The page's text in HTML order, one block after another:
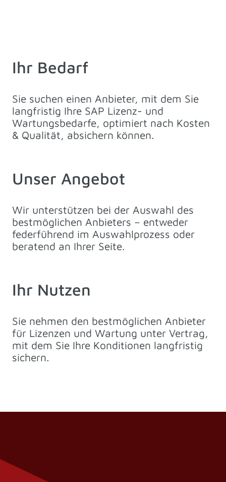
Ihr Bedarf
Sie suchen einen Anbieter, mit dem Sie
langfristig Ihre SAP Lizenz- und
Wartungsbedarfe, optimiert nach Kosten
& Qualität, absichern können.
Unser Angebot
Wir unterstützen bei der Auswahl des
bestmöglichen Anbieters – entweder
federführend im Auswahlprozess oder
beratend an Ihrer Seite.
Ihr Nutzen
Sie nehmen den bestmöglichen Anbieter
für Lizenzen und Wartung unter Vertrag,
mit dem Sie Ihre Konditionen langfristig
sichern.